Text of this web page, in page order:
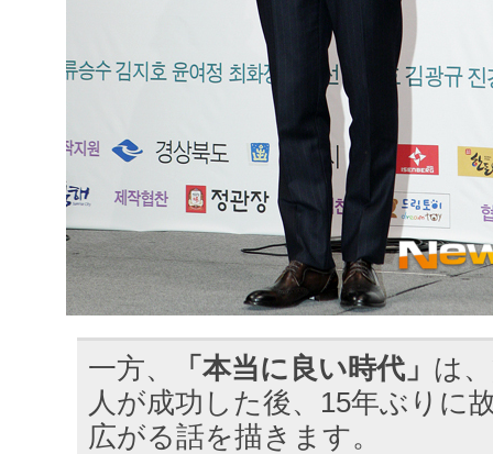
一方、 「本当に良い時代」 は
人が成功した後、15年ぶりに
広がる話を描きます。